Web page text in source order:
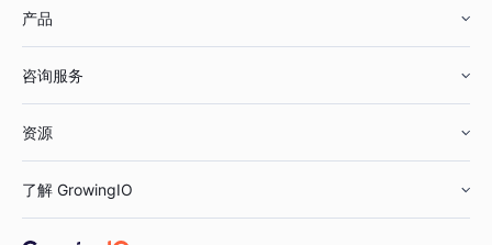
鞋服行业
汽车行业
产品
智能运营
咨询服务
资源
了解 GrowingIO